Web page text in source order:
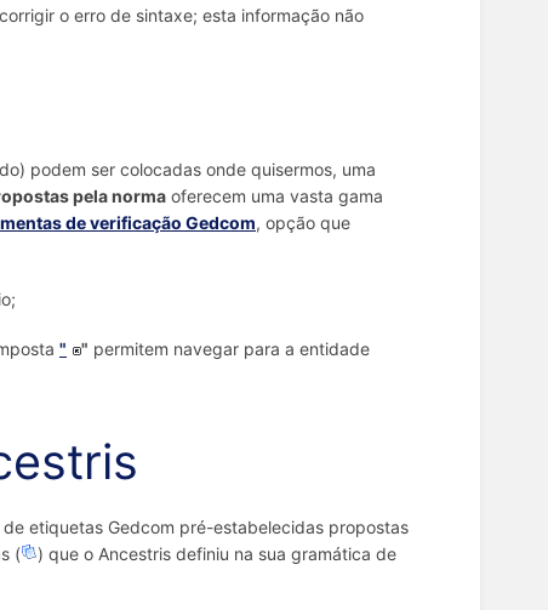
o erro de sintaxe; esta informação não
podem ser colocadas onde quisermos, uma
pela norma oferecem uma vasta gama
de verificação Gedcom, opção que
" " permitem navegar para a entidade
etiquetas Gedcom pré-estabelecidas propostas
(
) que o Ancestris definiu na sua gramática de